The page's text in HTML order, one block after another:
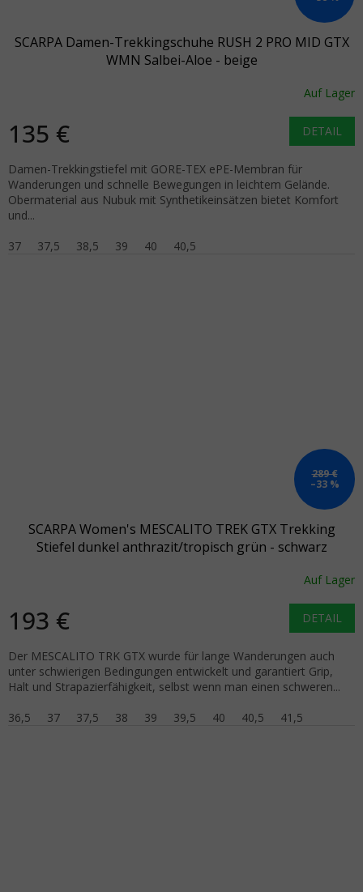
SCARPA Damen-Trekkingschuhe RUSH 2 PRO MID GTX
WMN Salbei-Aloe - beige
Auf Lager
135 € DETAIL
Damen-Trekkingstiefel mit GORE-TEX ePE-Membran für
Wanderungen und schnelle Bewegungen in leichtem Gelände.
Obermaterial aus Nubuk mit Synthetikeinsätzen bietet Komfort
und...
37
37,5 38,5 39 40 40,5
289 €
–33 %
SCARPA Women's MESCALITO TREK GTX Trekking
Stiefel dunkel anthrazit/tropisch grün - schwarz
Auf Lager
193 € DETAIL
Der MESCALITO TRK GTX wurde für lange Wanderungen auch
unter schwierigen Bedingungen entwickelt und garantiert Grip,
Halt und Strapazierfähigkeit, selbst wenn man einen schweren...
36,5
37 37,5 38 39 39,5 40 40,5 41,5